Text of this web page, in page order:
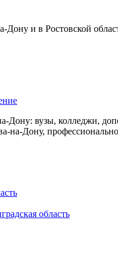
Дону и в Ростовской
Дону: вузы, колледжи,
на-Дону,
область